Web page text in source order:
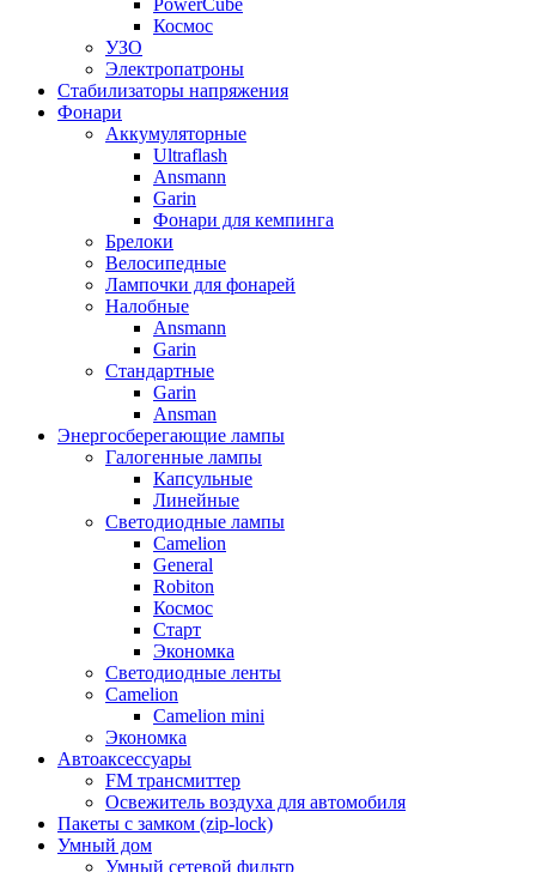
PowerCube
Космос
УЗО
Электропатроны
Стабилизаторы напряжения
Фонари
Аккумуляторные
Ultraflash
Ansmann
Garin
Фонари для кемпинга
Брелоки
Велосипедные
Лампочки для фонарей
Налобные
Ansmann
Garin
Стандартные
Garin
Ansman
Энергосберегающие лампы
Галогенные лампы
Капсульные
Линейные
Светодиодные лампы
Camelion
General
Robiton
Космос
Старт
Экономка
Светодиодные ленты
Camelion
Camelion mini
Экономка
Автоаксессуары
FM трансмиттер
Освежитель воздуха для автомобиля
Пакеты с замком (zip-lock)
Умный дом
Умный сетевой фильтр